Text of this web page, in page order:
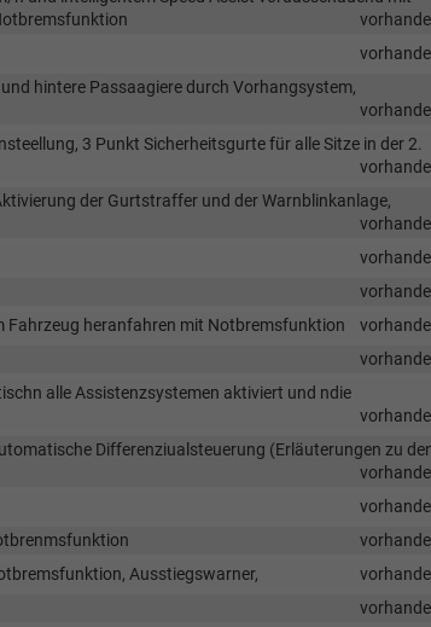
hintere Passaagiere durch Vorhangsystem,
3 Punkt Sicherheitsgurte für alle Sitze in der 2.
der Gurtstraffer und der Warnblinkanlage,
Fahrzeug heranfahren mit Notbremsfunktion
alle Assistenzsystemen aktiviert und ndie
Differenziualsteuerung (Erläuterungen zu
Ausstiegswarner,